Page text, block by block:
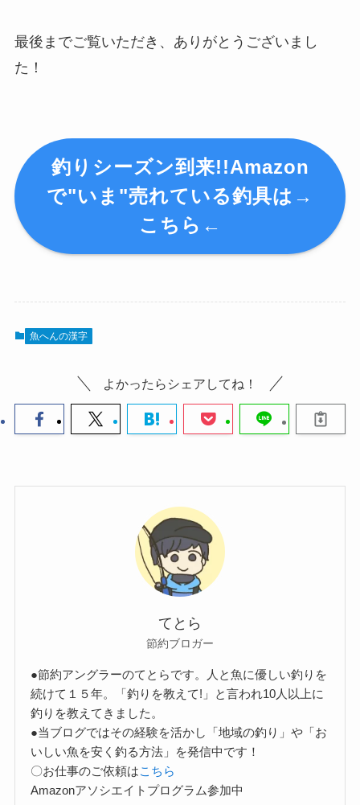
最後までご覧いただき、ありがとうございまし
た！
釣りシーズン到来!!Amazon
で"いま"売れている釣具は→
こちら←
魚へんの漢字
よかったらシェアしてね！
てとら
節約ブロガー
●節約アングラーのてとらです。人と魚に優しい釣りを
続けて１５年。「釣りを教えて!」と言われ10人以上に
釣りを教えてきました。
●当ブログではその経験を活かし「地域の釣り」や「お
いしい魚を安く釣る方法」を発信中です！
〇お仕事のご依頼はこちら
Amazonアソシエイトプログラム参加中